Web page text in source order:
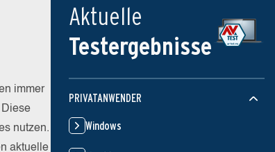
immer
Diese
nutzen.
aktuelle
Aktuelle
Testergebnisse
PRIVATANWENDER
Windows